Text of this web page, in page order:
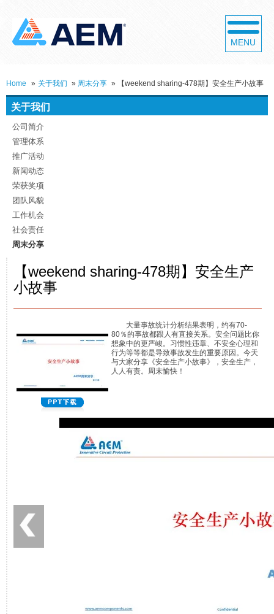
MENU
Home » 关于我们 » 周末分享 » 【weekend sharing-478期】安全生产小故事
关于我们
公司简介
管理体系
推广活动
新闻动态
荣获奖项
团队风貌
工作机会
社会责任
周末分享
【weekend sharing-478期】安全生产
小故事
大量事故统计分析结果表明，约有70-
80％的事故都跟人有直接关系。安全问题比你
想象中的更严峻。习惯性违章、不安全心理和
行为等等都是导致事故发生的重要原因。今天
与大家分享《安全生产小故事》，安全生产，
人人有责。周末愉快！